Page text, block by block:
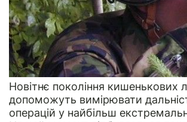
Новітнє покоління кишенькових
допоможуть вимірювати
операцій у найбільш